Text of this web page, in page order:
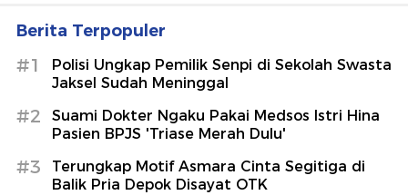
Berita Terpopuler
#1
Polisi Ungkap Pemilik Senpi di Sekolah Swasta
Jaksel Sudah Meninggal
#2
Suami Dokter Ngaku Pakai Medsos Istri Hina
Pasien BPJS 'Triase Merah Dulu'
#3
Terungkap Motif Asmara Cinta Segitiga di
Balik Pria Depok Disayat OTK